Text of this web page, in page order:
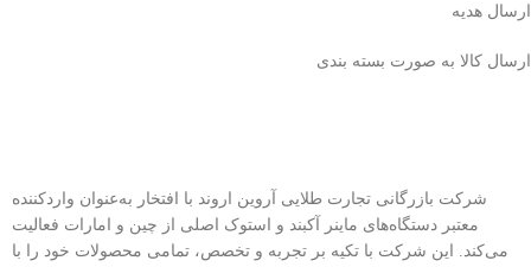
ارسال هدیه
ارسال کالا به صورت بسته بندی
شرکت بازرگانی تجارت طلایی آروین اروند با افتخار به‌عنوان واردکننده
معتبر دستگاه‌های ماینر آکبند و استوک اصلی از چین و امارات فعالیت
می‌کند. این شرکت با تکیه بر تجربه و تخصص، تمامی محصولات خود را با